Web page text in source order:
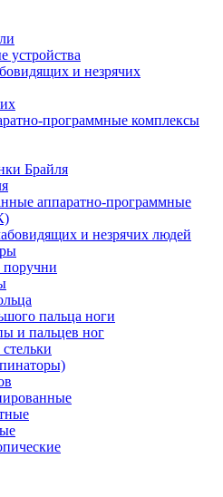
устройства
и незрячих
программные комплексы
Брайля
аппаратно-программные
и незрячих людей
пальца ноги
и пальцев ног